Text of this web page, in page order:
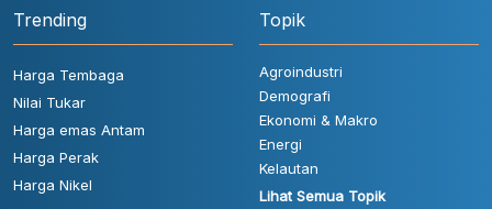
Trending
Harga Tembaga
Nilai Tukar
Harga emas Antam
Harga Perak
Harga Nikel
Topik
Agroindustri
Demografi
Ekonomi & Makro
Energi
Kelautan
Lihat Semua Topik